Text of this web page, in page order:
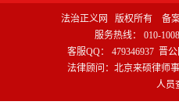
法治正义网 版权所有 备案
服务热线： 010-
客服QQ： 479346937 晋公
法律顾问：北京来硕律师
人员